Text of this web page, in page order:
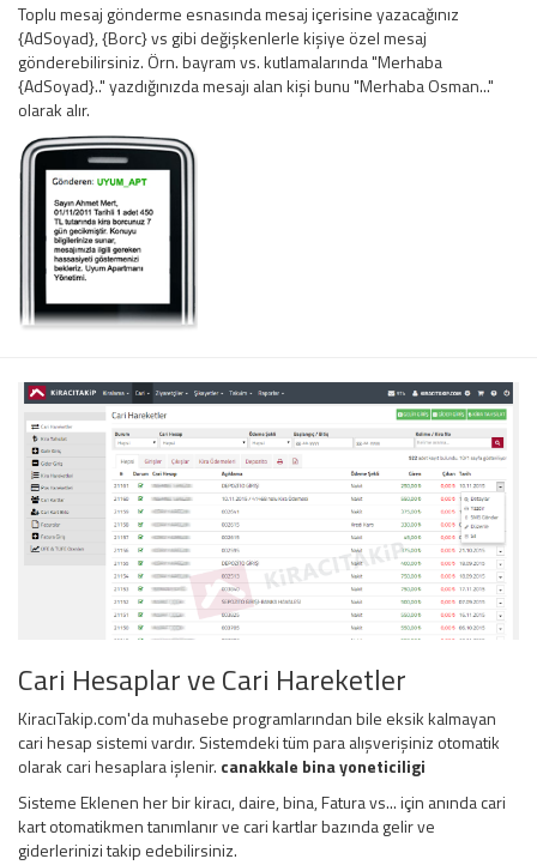
Toplu mesaj gönderme esnasında mesaj içerisine yazacağınız
{AdSoyad}, {Borc} vs gibi değişkenlerle kişiye özel mesaj
gönderebilirsiniz. Örn. bayram vs. kutlamalarında "Merhaba
{AdSoyad}.." yazdığınızda mesajı alan kişi bunu "Merhaba Osman..."
olarak alır.
Cari Hesaplar ve Cari Hareketler
KiracıTakip.com'da muhasebe programlarından bile eksik kalmayan
cari hesap sistemi vardır. Sistemdeki tüm para alışverişiniz otomatik
olarak cari hesaplara işlenir. canakkale bina yoneticiligi
Sisteme Eklenen her bir kiracı, daire, bina, Fatura vs... için anında cari
kart otomatikmen tanımlanır ve cari kartlar bazında gelir ve
giderlerinizi takip edebilirsiniz.